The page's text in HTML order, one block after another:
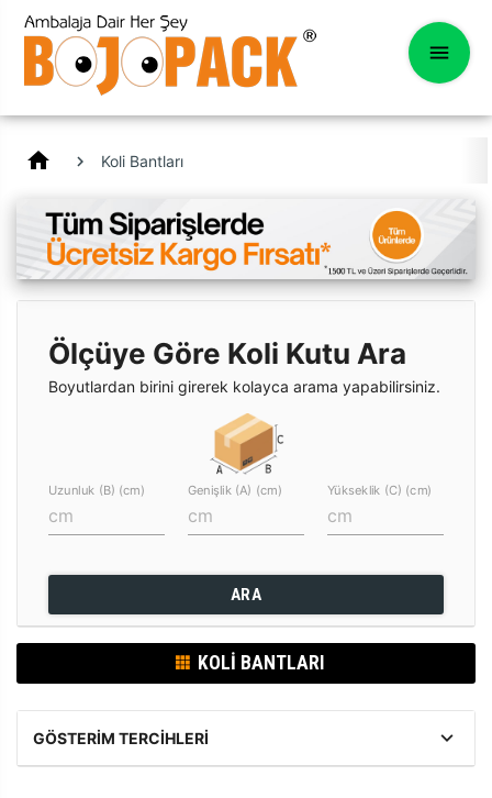
home Koli Bantları
Ölçüye Göre Koli Kutu Ara
Boyutlardan birini girerek kolayca arama yapabilirsiniz.
Uzunluk (B) (cm) Genişlik (A) (cm) Yükseklik (C) (cm)
ARA
KOLI BANTLARI
GÖSTERIM TERCIHLERI